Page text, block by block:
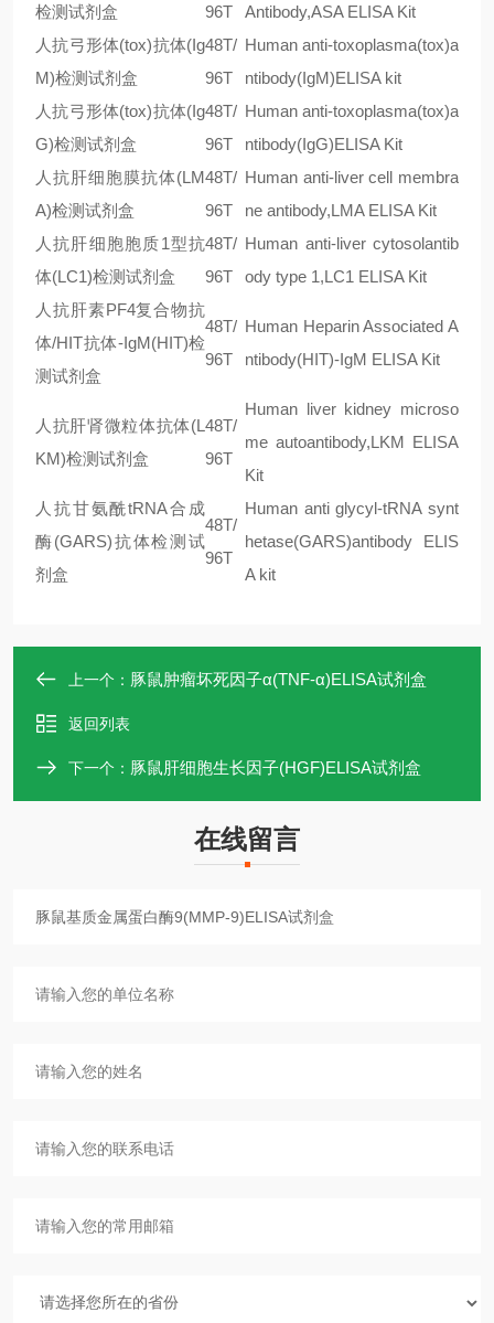
检测试剂盒
96T
Antibody,ASA ELISA Kit
人抗弓形体(tox)抗体(Ig
M)检测试剂盒
48T/
96T
Human anti-toxoplasma(tox)a
ntibody(IgM)ELISA kit
人抗弓形体(tox)抗体(Ig
G)检测试剂盒
48T/
96T
Human anti-toxoplasma(tox)a
ntibody(IgG)ELISA Kit
人抗肝细胞膜抗体(LM
A)检测试剂盒
48T/
96T
Human anti-liver cell membra
ne antibody,LMA ELISA Kit
人抗肝细胞胞质1型抗
体(LC1)检测试剂盒
48T/
96T
Human anti-liver cytosolantib
ody type 1,LC1 ELISA Kit
人抗肝素PF4复合物抗
体/HIT抗体-IgM(HIT)检
测试剂盒
48T/
96T
Human Heparin Associated A
ntibody(HIT)-IgM ELISA Kit
人抗肝肾微粒体抗体(L
KM)检测试剂盒
48T/
96T
Human liver kidney microso
me autoantibody,LKM ELISA
Kit
人抗甘氨酰tRNA合成
酶(GARS)抗体检测试
剂盒
48T/
96T
Human anti glycyl-tRNA synt
hetase(GARS)antibody ELIS
A kit
上一个： 豚鼠肿瘤坏死因子α(TNF-α)ELISA试剂盒
返回列表
下一个： 豚鼠肝细胞生长因子(HGF)ELISA试剂盒
在线留言